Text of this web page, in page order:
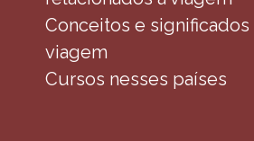
Conceitos e significados
viagem
Cursos nesses países